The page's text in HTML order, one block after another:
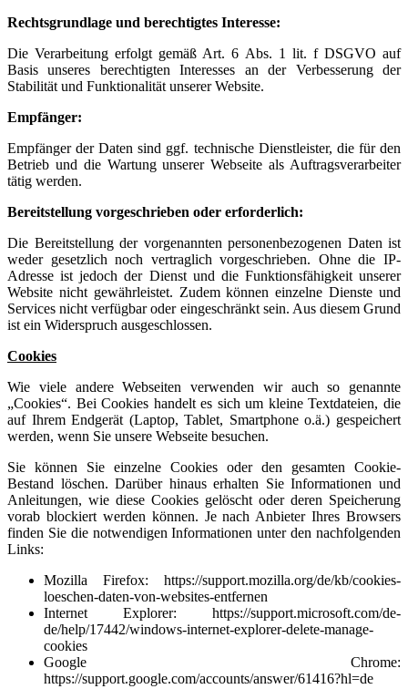
Rechtsgrundlage und berechtigtes Interesse:
Die Verarbeitung erfolgt gemäß Art. 6 Abs. 1 lit. f DSGVO auf
Basis unseres berechtigten Interesses an der Verbesserung der
Stabilität und Funktionalität unserer Website.
Empfänger:
Empfänger der Daten sind ggf. technische Dienstleister, die für den
Betrieb und die Wartung unserer Webseite als Auftragsverarbeiter
tätig werden.
Bereitstellung vorgeschrieben oder erforderlich:
Die Bereitstellung der vorgenannten personenbezogenen Daten ist
weder gesetzlich noch vertraglich vorgeschrieben. Ohne die IP-
Adresse ist jedoch der Dienst und die Funktionsfähigkeit unserer
Website nicht gewährleistet. Zudem können einzelne Dienste und
Services nicht verfügbar oder eingeschränkt sein. Aus diesem Grund
ist ein Widerspruch ausgeschlossen.
Cookies
Wie viele andere Webseiten verwenden wir auch so genannte
„Cookies“. Bei Cookies handelt es sich um kleine Textdateien, die
auf Ihrem Endgerät (Laptop, Tablet, Smartphone o.ä.) gespeichert
werden, wenn Sie unsere Webseite besuchen.
Sie können Sie einzelne Cookies oder den gesamten Cookie-
Bestand löschen. Darüber hinaus erhalten Sie Informationen und
Anleitungen, wie diese Cookies gelöscht oder deren Speicherung
vorab blockiert werden können. Je nach Anbieter Ihres Browsers
finden Sie die notwendigen Informationen unter den nachfolgenden
Links:
Mozilla Firefox: https://support.mozilla.org/de/kb/cookies-
loeschen-daten-von-websites-entfernen
Internet Explorer: https://support.microsoft.com/de-
de/help/17442/windows-internet-explorer-delete-manage-
cookies
Google Chrome:
https://support.google.com/accounts/answer/61416?hl=de